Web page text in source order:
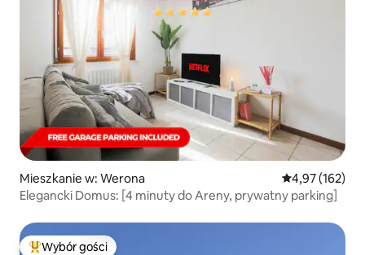
Mieszkanie w: Werona Średnia
4,97 (162)
Elegancki Domus: [4 minuty do Areny, prywatny parking]
Wybór gości